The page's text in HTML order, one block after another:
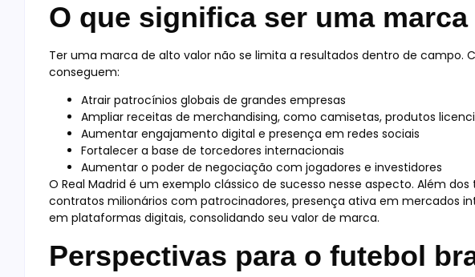
O que significa ser uma
Ter uma marca de alto valor não se limita a resultados dentro de campo.
conseguem:
Atrair patrocínios globais de grandes empresas
Ampliar receitas de merchandising, como camisetas, produtos
Aumentar engajamento digital e presença em redes sociais
Fortalecer a base de torcedores internacionais
Aumentar o poder de negociação com jogadores e investidores
O Real Madrid é um exemplo clássico de sucesso nesse aspecto. Além
contratos milionários com patrocinadores, presença ativa em mercados
em plataformas digitais, consolidando seu valor de marca.
Perspectivas para o futebol